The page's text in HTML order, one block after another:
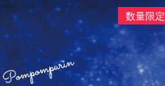
数量限定